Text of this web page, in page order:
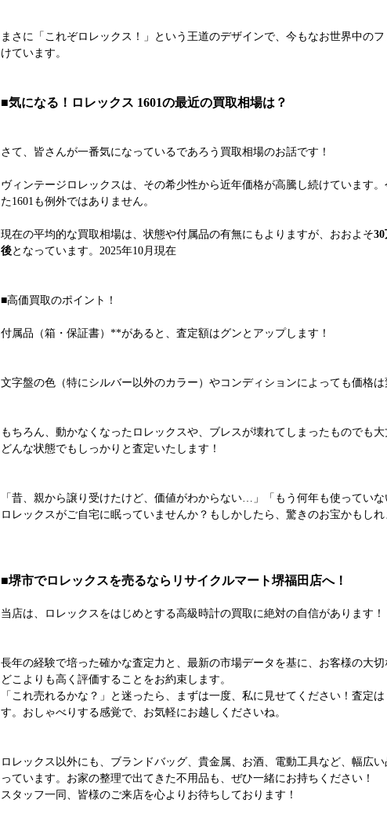
まさに「これぞロレックス！」という王道のデザインで、今もなお世界中の
けています。
■気になる！ロレックス 1601の最近の買取相場は？
さて、皆さんが一番気になっているであろう買取相場のお話です！
ヴィンテージロレックスは、その希少性から近年価格が高騰し続けています
た1601も例外ではありません。
現在の平均的な買取相場は、状態や付属品の有無にもよりますが、おおよそ
後となっています。2025年10月現在
■高価買取のポイント！
付属品（箱・保証書）**があると、査定額はグンとアップします！
文字盤の色（特にシルバー以外のカラー）やコンディションによっても価格は
もちろん、動かなくなったロレックスや、ブレスが壊れてしまったものでも
どんな状態でもしっかりと査定いたします！
「昔、親から譲り受けたけど、価値がわからない…」「もう何年も使ってい
ロレックスがご自宅に眠っていませんか？もしかしたら、驚きのお宝かもしれ
■堺市でロレックスを売るならリサイクルマート堺福田店へ！
当店は、ロレックスをはじめとする高級時計の買取に絶対の自信があります！
長年の経験で培った確かな査定力と、最新の市場データを基に、お客様の大
どこよりも高く評価することをお約束します。
「これ売れるかな？」と迷ったら、まずは一度、私に見せてください！査定
す。おしゃべりする感覚で、お気軽にお越しくださいね。
ロレックス以外にも、ブランドバッグ、貴金属、お酒、電動工具など、幅広
っています。お家の整理で出てきた不用品も、ぜひ一緒にお持ちください！
スタッフ一同、皆様のご来店を心よりお待ちしております！